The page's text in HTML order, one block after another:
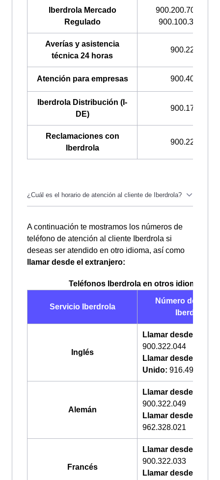
Iberdrola Mercado
Regulado
900.200.708
900.100.309
Averías y asistencia
técnica 24 horas
900.224.522
Atención para empresas 900.400.408
Iberdrola Distribución (I-
DE)
900.171.171
Reclamaciones con
Iberdrola
900.225.235
están disponibles las24 horas del día, los 365
días del año. Además, todas las llamadas a
estos números son totalmente gratuitas, así que
no dudes en contactar si tienes cualquier
incidencia o consulta.
A continuación te mostramos los números de
teléfono de atención al cliente Iberdrola si
deseas ser atendido en otro idioma, así como
llamar desde el extranjero:
Teléfonos Iberdrola en otros idiomas
Servicio Iberdrola
Número de
Iberdrola
Inglés
Llamar desde
900.322.044
Llamar desde Reino
Unido: 916.496.330
Alemán
Llamar desde
900.322.049
Llamar desde
962.328.021
Francés
Llamar desde
900.322.033
Llamar desde